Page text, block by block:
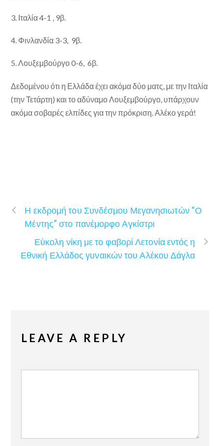
3. Ιταλία 4-1 , 9β.
4. Φινλανδία 3-3, 9β.
5. Λουξεμβούργο 0-6, 6β.
Δεδομένου ότι η Ελλάδα έχει ακόμα δύο ματς, με την Ιταλία
(την Τετάρτη) και το αδύναμο Λουξεμβούργο, υπάρχουν
ακόμα σοβαρές ελπίδες για την πρόκριση. Αλέκο γερά!
Η εκδρομή του Συνδέσμου Μεγανησιωτών “Ο
Μέντης” στο πανέμορφο Αγκίστρι
Εύκολη νίκη με το φαβορί Λετονία εντός η
Εθνική Ελλάδος γυναικών του Αλέκου Δάγλα
LEAVE A REPLY